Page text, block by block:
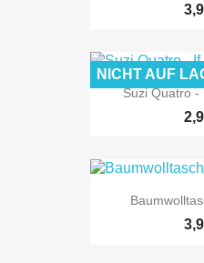
Suzi Quatro -
NICHT AUF